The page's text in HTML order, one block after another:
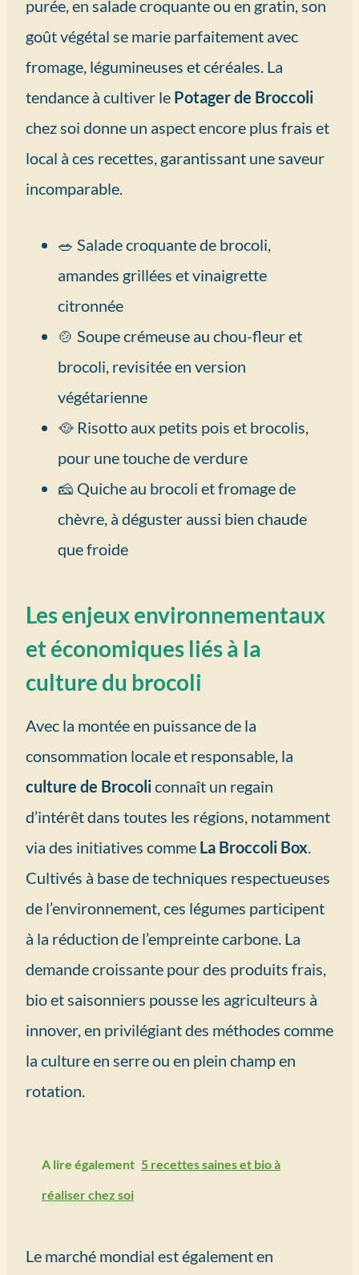
purée, en salade croquante ou en gratin, son
goût végétal se marie parfaitement avec
fromage, légumineuses et céréales. La
tendance à cultiver le Potager de Broccoli
chez soi donne un aspect encore plus frais et
local à ces recettes, garantissant une saveur
incomparable.
🥗 Salade croquante de brocoli,
amandes grillées et vinaigrette
citronnée
🍲 Soupe crémeuse au chou-fleur et
brocoli, revisitée en version
végétarienne
🥘 Risotto aux petits pois et brocolis,
pour une touche de verdure
🧀 Quiche au brocoli et fromage de
chèvre, à déguster aussi bien chaude
que froide
Les enjeux environnementaux
et économiques liés à la
culture du brocoli
Avec la montée en puissance de la
consommation locale et responsable, la
culture de Brocoliconnaît un regain
d’intérêt dans toutes les régions, notamment
via des initiatives comme La Broccoli Box
Cultivés à base de techniques respectueuses
de l’environnement, ces légumes participent
à la réduction de l’empreinte carbone. La
demande croissante pour des produits frais,
bio et saisonniers pousse les agriculteurs à
innover, en privilégiant des méthodes comme
la culture en serre ou en plein champ en
rotation.
A lire également 5 recettes saines et bio à
réaliser chez soi
Le marché mondial est également en